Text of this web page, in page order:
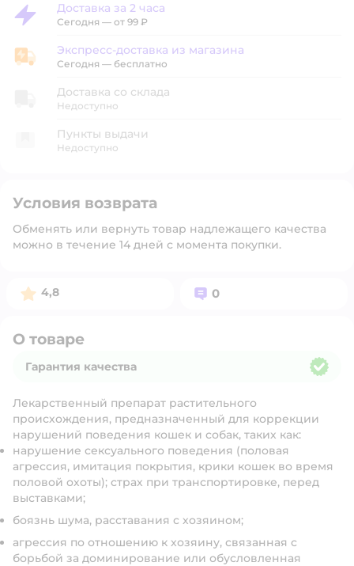
Доставка за 2 часа
Доставка за 2 часа
Сегодня — от 99 ₽
Экспресс-доставка из магазина
Экспресс-доставка из магазина
Сегодня — бесплатно
Доставка со склада
Недоступно
Пункты выдачи
Недоступно
Условия возврата
Обменять или вернуть товар надлежащего качества
можно в течение 14 дней с момента покупки.
Рейтинг:
4,8 Вопросов:
0
О товаре
Гарантия качества
Лекарственный препарат растительного
происхождения, предназначенный для коррекции
нарушений поведения кошек и собак, таких как:
нарушение сексуального поведения (половая
агрессия, имитация покрытия, крики кошек во время
половой охоты); страх при транспортировке, перед
выставками;
боязнь шума, расставания с хозяином;
агрессия по отношению к хозяину, связанная с
борьбой за доминирование или обусловленная